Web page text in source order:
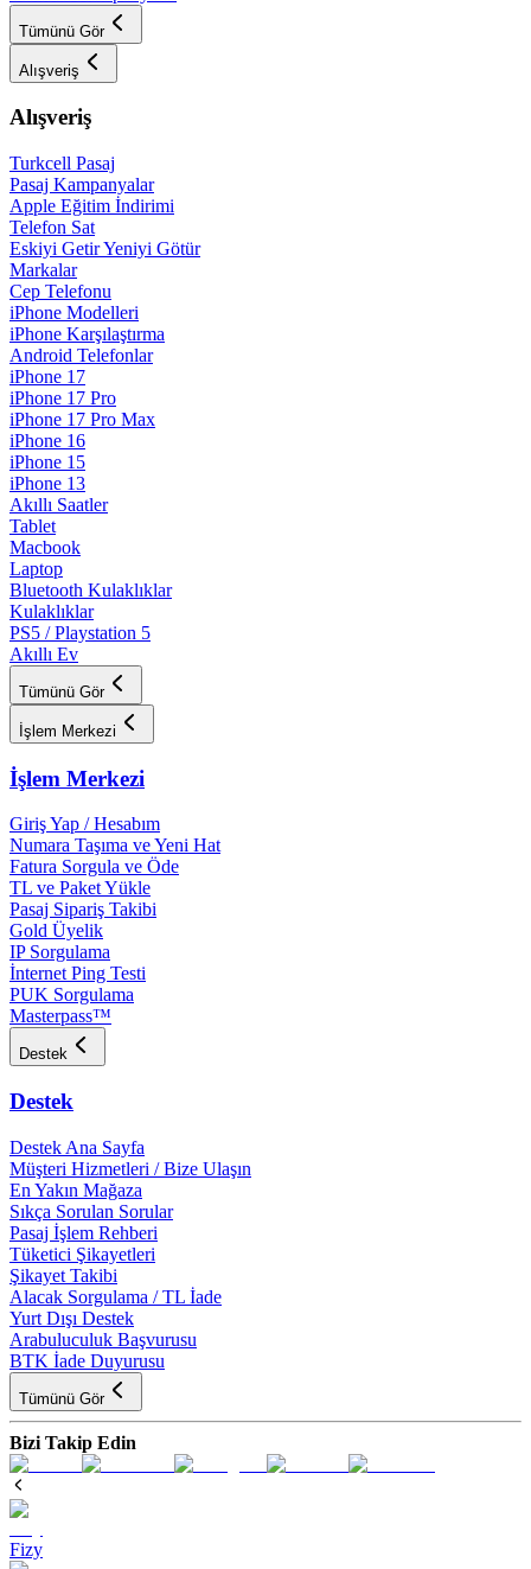
Tümünü Gör
Alışveriş
Alışveriş
Turkcell Pasaj
Pasaj Kampanyalar
Apple Eğitim İndirimi
Telefon Sat
Eskiyi Getir Yeniyi Götür
Markalar
Cep Telefonu
iPhone Modelleri
iPhone Karşılaştırma
Android Telefonlar
iPhone 17
iPhone 17 Pro
iPhone 17 Pro Max
iPhone 16
iPhone 15
iPhone 13
Akıllı Saatler
Tablet
Macbook
Laptop
Bluetooth Kulaklıklar
Kulaklıklar
PS5 / Playstation 5
Akıllı Ev
Tümünü Gör
İşlem Merkezi
İşlem Merkezi
Giriş Yap / Hesabım
Numara Taşıma ve Yeni Hat
Fatura Sorgula ve Öde
TL ve Paket Yükle
Pasaj Sipariş Takibi
Gold Üyelik
IP Sorgulama
İnternet Ping Testi
PUK Sorgulama
Masterpass™
Destek
Destek
Destek Ana Sayfa
Müşteri Hizmetleri / Bize Ulaşın
En Yakın Mağaza
Sıkça Sorulan Sorular
Pasaj İşlem Rehberi
Tüketici Şikayetleri
Şikayet Takibi
Alacak Sorgulama / TL İade
Yurt Dışı Destek
Arabuluculuk Başvurusu
BTK İade Duyurusu
Tümünü Gör
Bizi Takip Edin
Fizy